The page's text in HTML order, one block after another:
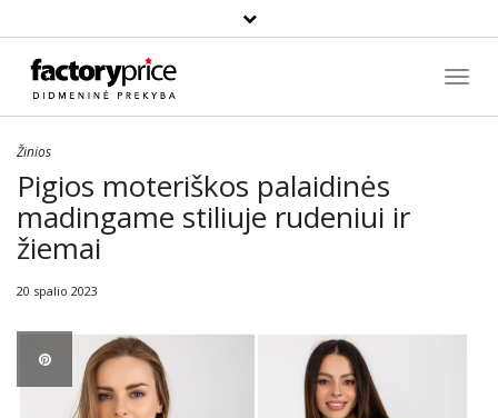
Paieška
Žinios
Pigios moteriškos palaidinės
madingame stiliuje rudeniui ir
žiemai
20 spalio 2023